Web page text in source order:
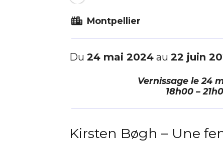
Adresse
Nom
Adresse
Montpellier
Du 24 mai 2024 au 22 juin
Vernissage le 24
18h00 –
Kirsten Bøgh – Une